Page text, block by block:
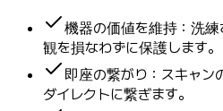
機器の価値を維持：洗
観を損なわずに保護します。
即座の繋がり：スキャン
ダイレクトに繋ぎます。